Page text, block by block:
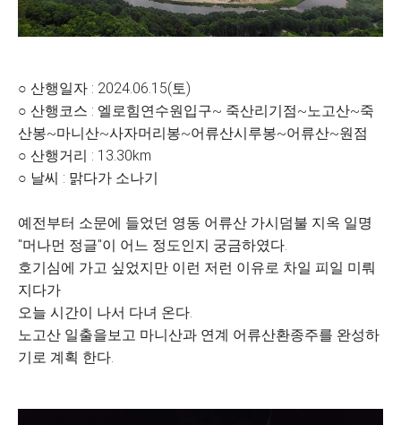
○ 산행일자 : 2024.06.15(토)
○ 산행코스 : 엘로힘연수원입구~ 죽산리기점~노고산~죽
산봉~마니산~사자머리봉~어류산시루봉~어류산~원점
○ 산행거리 : 13.30km
○ 날씨 : 맑다가 소나기
예전부터 소문에 들었던 영동 어류산 가시덤불 지옥 일명
"머나먼 정글"이 어느 정도인지 궁금하였다.
호기심에 가고 싶었지만 이런 저런 이유로 차일 피일 미뤄
지다가
오늘 시간이 나서 다녀 온다.
노고산 일출을보고 마니산과 연계 어류산환종주를 완성하
기로 계획 한다.